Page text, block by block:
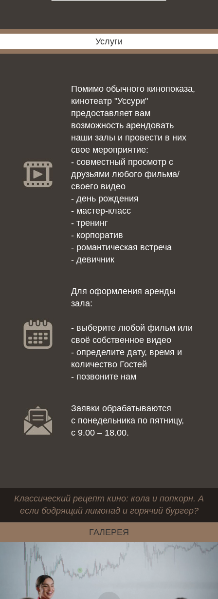
Услуги
Помимо обычного кинопоказа,
кинотеатр "Уссури"
предоставляет вам
возможность арендовать
наши залы и провести в них
свое мероприятие:
- совместный просмотр с
друзьями любого фильма/
своего видео
- день рождения
- мастер-класс
- тренинг
- корпоратив
- романтическая встреча
- девичник
Для оформления аренды
зала:
- выберите любой фильм или
своё собственное видео
- определите дату, время и
количество Гостей
- позвоните нам
Заявки обрабатываются
с понедельника по пятницу,
с 9.00 – 18.00.
Классический рецепт кино: кола и попкорн. А
если бодрящий лимонад и горячий бургер?
ГАЛЕРЕЯ